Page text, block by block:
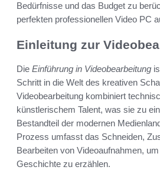
Bedürfnisse und das Budget zu
perfekten professionellen Video PC
Einleitung zur
Die Einführung in Videobearbeitung
Schritt in die Welt des kreativen
Videobearbeitung kombiniert
künstlerischem Talent, was sie zu
Bestandteil der modernen
Prozess umfasst das Schneiden,
Bearbeiten von Videoaufnahmen,
Geschichte zu erzählen.